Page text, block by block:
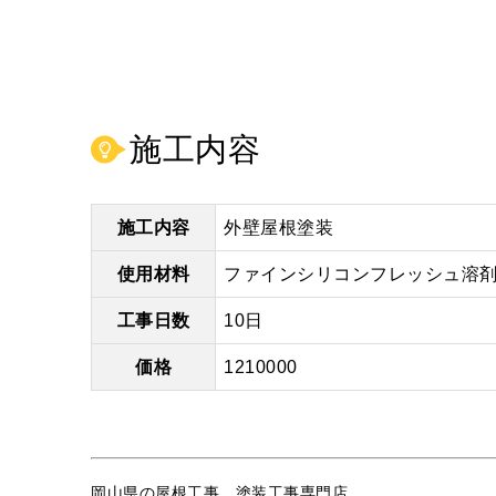
施工内容
施工内容 外壁屋根塗装
使用材料 ファインシリコンフレッシュ溶
工事日数 10日
価格 1210000